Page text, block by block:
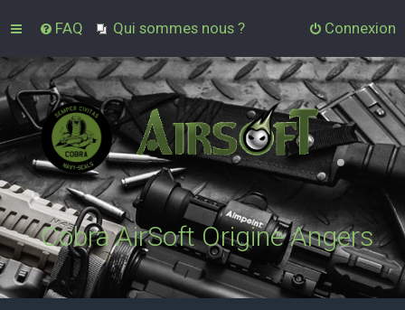
FAQ Qui sommes nous ? Connexion
Cobra AirSoft Origine Angers